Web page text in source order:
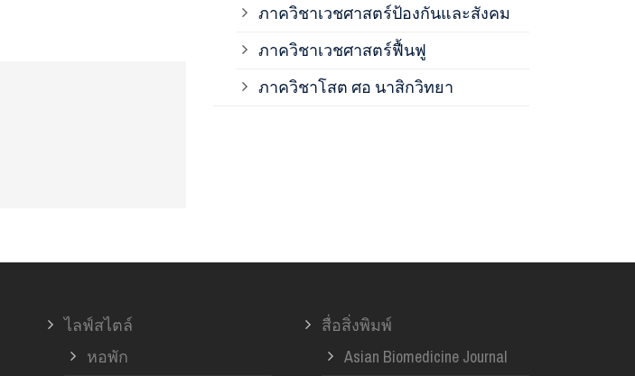
ภาควิชาเวชศาสตร์ป้องกันและสังคม
ภาควิชาเวชศาสตร์ฟื้นฟู
ภาควิชาโสต ศอ นาสิกวิทยา
ไลฟ์สไตล์
หอพัก
สื่อสิ่งพิมพ์
Asian Biomedicine Journal